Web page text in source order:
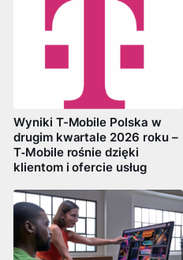
Wyniki T-Mobile Polska w
drugim kwartale 2026 roku –
T‑Mobile rośnie dzięki
klientom i ofercie usług